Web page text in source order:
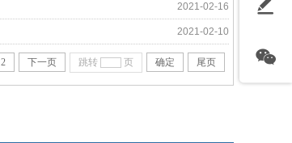
2021-02-16
2021-02-10
2 下一页 跳转 页 确定 尾页